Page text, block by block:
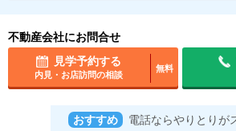
不動産会社にお問合せ
見学予約する
内見・お店訪問の相談
無料
おすすめ 電話ならやりとりが